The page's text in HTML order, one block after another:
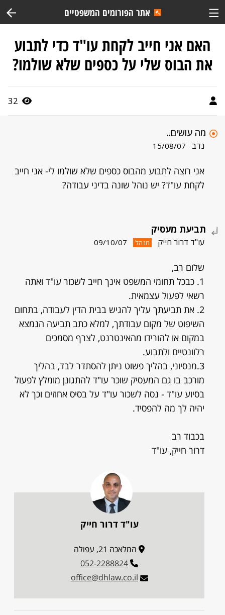
אתר הפורומים המשפטיים
האם אני חייב לקחת עו"ד כדי לתבוע
את הבוס שלי על כספים שלא שולמו?
32
מה עושים..
נדב 15/08/07
אני רוצה לתבוע מהבוס כספים שלא שולמו לי- אני חייב
לקחת עו"ד? יש נוהל שונה בדיני עבודה?
תביעת מעסיק
עו"ד דרור חייק מנהל 09/10/07
שלום רב,
1. כבכל תחומי המשפט אינך חייב לשכור עו"ד ואתה
רשאי לפעול עצמאית.
2. את תביעתך עליך להגיש בבית הדין לעבודה, בתחום
השיפוט של מקום עבודתך, למלא כתב תביעה הנמצא
במקום או להורידו מהאינטרנט, לצרף מסמכים
רלוונטיים ולתבוע.
3.מנסיוני, בהליך פשוט ניתן להסתדר לבד, בהליך
מורכב בו גם המעסיק שוכר עו"ד להתגונן מומלץ לפעול
בסיוע עו"ד - נסה לשכור עו"ד על בסיס אחוזים וכך לא
יהיה לך מה להפסיד.
בכבוד רב
דרור חייק, עו"ד
עו"ד דרור חייק
המלאכה 21, עפולה
052-2288824
office@dhlaw.co.il